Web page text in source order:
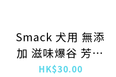
Smack 犬用 無添
加 滋味爆谷 芳醇
香蕉口味
HK$30.00